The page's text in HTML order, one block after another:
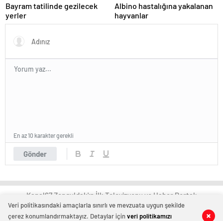
0 0
Bayram tatilinde gezilecek
yerler
Albino hastalığına yakalanan
hayvanlar
Gönder
En az 10 karakter gerekli
Kanal67 Zonguldak'ın İlk Televizyonu ve Haber Portalı
Veri politikasındaki amaçlarla sınırlı ve mevzuata uygun şekilde
çerez konumlandırmaktayız. Detaylar içinveri politikamızı